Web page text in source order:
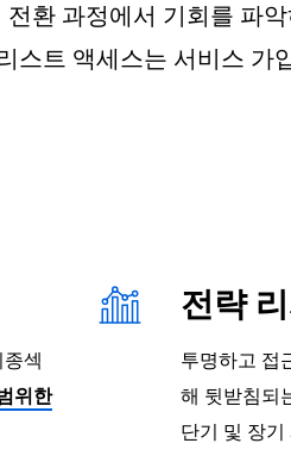
환 과정에서 기회를 파
스트 액세스는 서비스 가
섹
위한
전략
투명하고 접
해 뒷받침되
단기 및 장